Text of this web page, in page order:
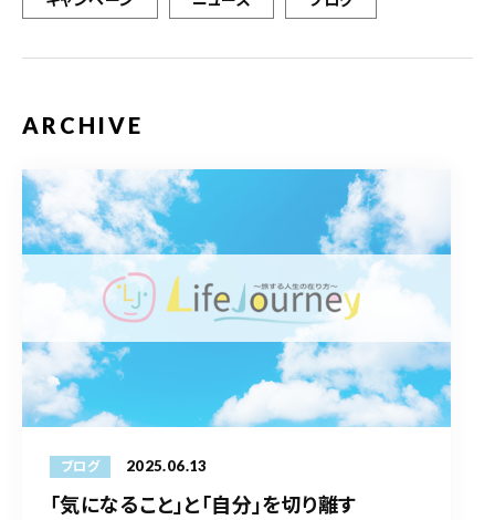
ARCHIVE
ブログ 2025.06.13
「気になること」と「自分」を切り離す